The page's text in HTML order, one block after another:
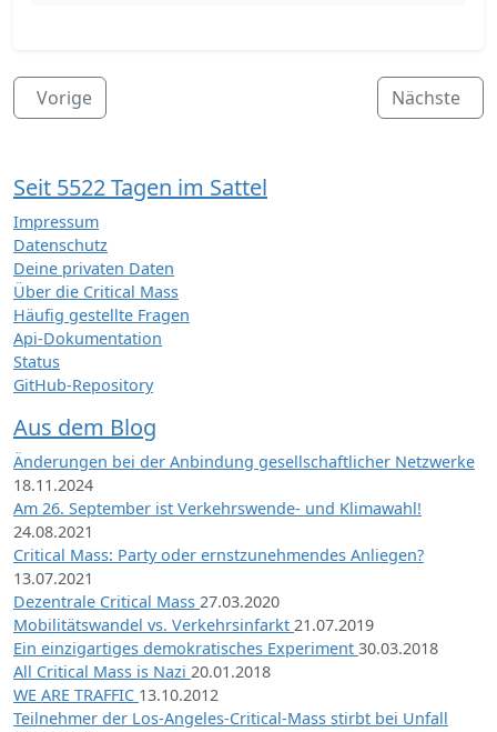
Vorige Nächste
Seit 5522 Tagen im Sattel
Impressum
Datenschutz
Deine privaten Daten
Über die Critical Mass
Häufig gestellte Fragen
Api-Dokumentation
Status
GitHub-Repository
Aus dem Blog
Änderungen bei der Anbindung gesellschaftlicher Netzwerke
18.11.2024
Am 26. September ist Verkehrswende- und Klimawahl!
24.08.2021
Critical Mass: Party oder ernstzunehmendes Anliegen?
13.07.2021
Dezentrale Critical Mass 27.03.2020
Mobilitätswandel vs. Verkehrsinfarkt 21.07.2019
Ein einzigartiges demokratisches Experiment 30.03.2018
All Critical Mass is Nazi 20.01.2018
WE ARE TRAFFIC 13.10.2012
Teilnehmer der Los-Angeles-Critical-Mass stirbt bei Unfall